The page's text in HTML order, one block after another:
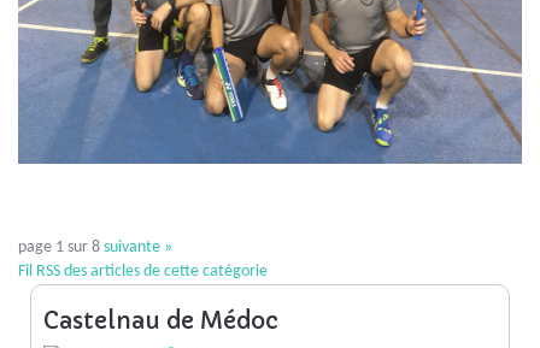
page 1 sur 8 suivante »
Fil RSS des articles de cette catégorie
Castelnau de Médoc